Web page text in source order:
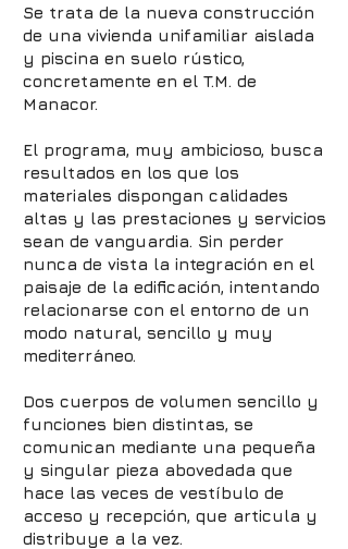
Se trata de la nueva construcción
de una vivienda unifamiliar aislada
y piscina en suelo rústico,
concretamente en el T.M. de
Manacor.
El programa, muy ambicioso, busca
resultados en los que los
materiales dispongan calidades
altas y las prestaciones y servicios
sean de vanguardia. Sin perder
nunca de vista la integración en el
paisaje de la edificación, intentando
relacionarse con el entorno de un
modo natural, sencillo y muy
mediterráneo.
Dos cuerpos de volumen sencillo y
funciones bien distintas, se
comunican mediante una pequeña
y singular pieza abovedada que
hace las veces de vestíbulo de
acceso y recepción, que articula y
distribuye a la vez.